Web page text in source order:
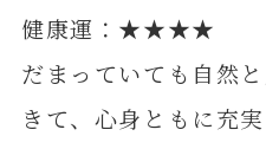
健康運：★★★★
だまっていても自然
きて、心身ともに充